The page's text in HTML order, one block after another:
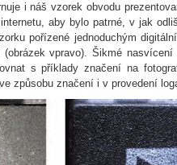
i náš vzorek obvodu
aby bylo patrné, v jak
pořízené jednoduchým
vpravo). Šikmé nasvícení
s příklady značení na
způsobu značení i v provedení